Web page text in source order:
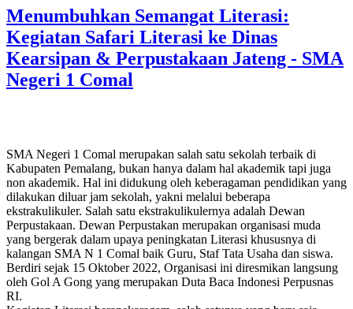
Menumbuhkan Semangat Literasi:
Kegiatan Safari Literasi ke Dinas
Kearsipan & Perpustakaan Jateng - SMA
Negeri 1 Comal
SMA Negeri 1 Comal merupakan salah satu sekolah terbaik di
Kabupaten Pemalang, bukan hanya dalam hal akademik tapi juga
non akademik. Hal ini didukung oleh keberagaman pendidikan yang
dilakukan diluar jam sekolah, yakni melalui beberapa
ekstrakulikuler. Salah satu ekstrakulikulernya adalah Dewan
Perpustakaan. Dewan Perpustakan merupakan organisasi muda
yang bergerak dalam upaya peningkatan Literasi khususnya di
kalangan SMA N 1 Comal baik Guru, Staf Tata Usaha dan siswa.
Berdiri sejak 15 Oktober 2022, Organisasi ini diresmikan langsung
oleh Gol A Gong yang merupakan Duta Baca Indonesi Perpusnas
RI.